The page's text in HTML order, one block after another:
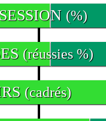
(%)
(réussies %)
(cadrés)